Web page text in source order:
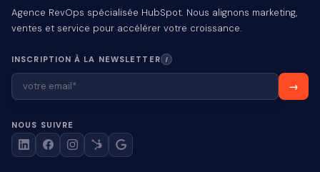
Agence RevOps spécialisée HubSpot. Nous alignons marketing,
ventes et service pour accélérer votre croissance.
INSCRIPTION À LA NEWSLETTER I
NOUS SUIVRE